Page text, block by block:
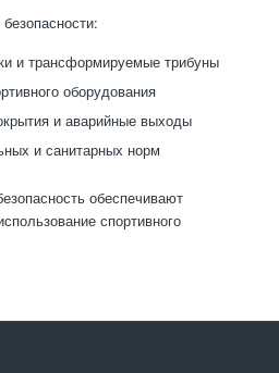
и трансформируемые трибуны
оборудования
и аварийные выходы
и санитарных норм
обеспечивают
спортивного